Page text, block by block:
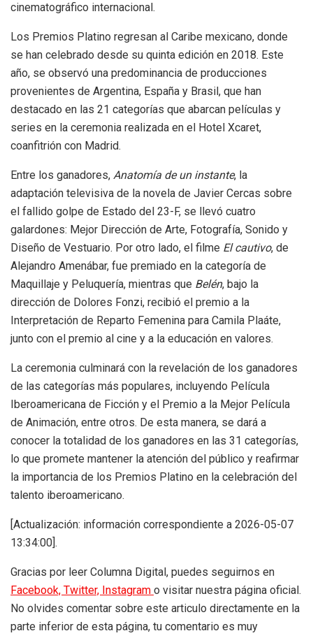
cinematográfico internacional.
Los Premios Platino regresan al Caribe mexicano, donde
se han celebrado desde su quinta edición en 2018. Este
año, se observó una predominancia de producciones
provenientes de Argentina, España y Brasil, que han
destacado en las 21 categorías que abarcan películas y
series en la ceremonia realizada en el Hotel Xcaret,
coanfitrión con Madrid.
Entre los ganadores, Anatomía de un instante, la
adaptación televisiva de la novela de Javier Cercas sobre
el fallido golpe de Estado del 23-F, se llevó cuatro
galardones: Mejor Dirección de Arte, Fotografía, Sonido y
Diseño de Vestuario. Por otro lado, el filme El cautivo, de
Alejandro Amenábar, fue premiado en la categoría de
Maquillaje y Peluquería, mientras que Belén, bajo la
dirección de Dolores Fonzi, recibió el premio a la
Interpretación de Reparto Femenina para Camila Plaáte,
junto con el premio al cine y a la educación en valores.
La ceremonia culminará con la revelación de los ganadores
de las categorías más populares, incluyendo Película
Iberoamericana de Ficción y el Premio a la Mejor Película
de Animación, entre otros. De esta manera, se dará a
conocer la totalidad de los ganadores en las 31 categorías,
lo que promete mantener la atención del público y reafirmar
la importancia de los Premios Platino en la celebración del
talento iberoamericano.
[Actualización: información correspondiente a 2026-05-07
13:34:00].
Gracias por leer Columna Digital, puedes seguirnos en
Facebook, Twitter, Instagram o visitar nuestra página oficial.
No olvides comentar sobre este articulo directamente en la
parte inferior de esta página, tu comentario es muy